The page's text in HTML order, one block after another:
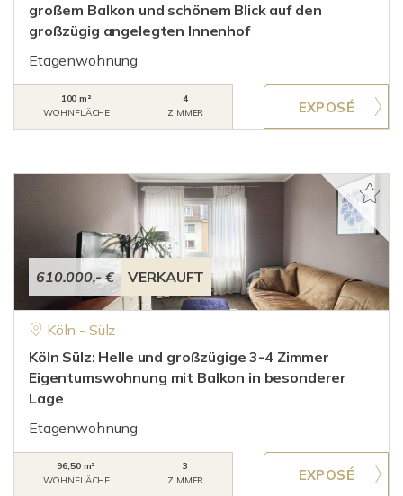
großem Balkon und schönem Blick auf den
großzügig angelegten Innenhof
Etagenwohnung
100 m²
WOHNFLÄCHE
4
ZIMMER
610.000,- € VERKAUFT
Köln - Sülz
Köln Sülz: Helle und großzügige 3-4 Zimmer
Eigentumswohnung mit Balkon in besonderer
Lage
Etagenwohnung
96,50 m²
WOHNFLÄCHE
3
ZIMMER